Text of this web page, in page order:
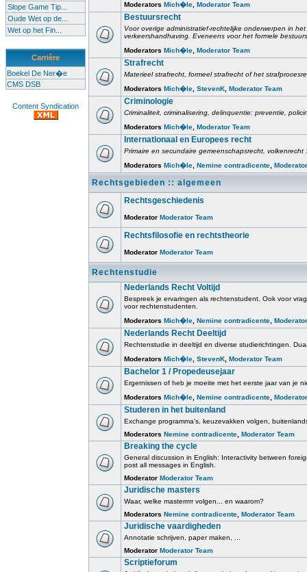
Slope Game Tip...
Oude Wet op de...
Wet op het Fin...
Carrière
Boekel De Ner�e
CMS DSB
Content Syndication
Moderators Mich�le Moderator Team
Bestuursrecht
Voor overige administratief-rechtelijke onderwerpen in
verkeershandhaving. Eveneens voor het formele
Moderators Mich�le Moderator Team
Strafrecht
Materieel strafrecht, formeel strafrecht of het
Moderators Mich�le StevenK Moderator Team
Criminologie
Criminaliteit, criminalisering, delinquentie: preventie,
Moderators Mich�le Moderator Team
Internationaal en Europees recht
Primaire en secundaire gemeenschapsrecht,
Moderators Mich�le Nemine contradicente
Rechtsgebieden :: algemeen
Rechtsgeschiedenis
Moderator Moderator Team
Rechtsfilosofie en rechtstheorie
Moderator Moderator Team
Rechtenstudie
Nederlands Recht Voltijd
Bespreek je ervaringen als rechtenstudent. Ook voor
voor rechtenstudenten.
Moderators Mich�le Nemine contradicente
Nederlands Recht Deeltijd
Rechtenstudie in deeltijd en diverse studierichtingen.
Moderators Mich�le StevenK Moderator Team
Bachelor 1 / Propedeusejaar
Ergernissen of heb je moeite met het eerste jaar van je
Moderators Mich�le Nemine contradicente
Studeren in het buitenland
Exchange programma's, keuzevakken volgen,
Moderators Nemine contradicente Moderator Team
Breaking the cycle
General discussion in English: Interactivity between
post all messages in English.
Moderator Moderator Team
Juridische masters
Waar, welke masterrrrr volgen... en waarom?
Moderators Nemine contradicente Moderator Team
Juridische vaardigheden
Annotatie schrijven, paper maken, ...
Moderator Moderator Team
Scriptieforum